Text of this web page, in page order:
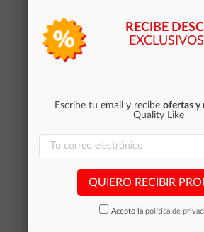
Tinta compatible
Stocks (+10)
Añadir al
carrito
RECIBE
Escribe tu email y recibe ofertas y
Quality Like
QUIERO RECIBIR
Acepto la política de